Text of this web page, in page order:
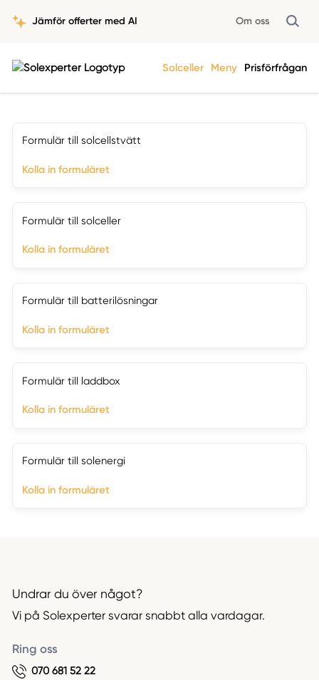
Jämför offerter med AI Om oss
Solceller Meny Prisförfrågan
Formulär till solcellstvätt
Kolla in formuläret
Formulär till solceller
Kolla in formuläret
Formulär till batterilösningar
Kolla in formuläret
Formulär till laddbox
Kolla in formuläret
Formulär till solenergi
Kolla in formuläret
Undrar du över något?
Vi på Solexperter svarar snabbt alla vardagar.
Ring oss
070 681 52 22